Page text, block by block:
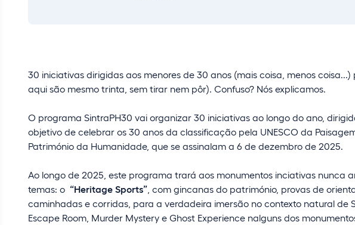
30 iniciativas dirigidas aos menores de 30 anos (mais coisa, menos
aqui são mesmo trinta, sem tirar nem pôr). Confuso? Nós explicamos.
O programa SintraPH30 vai organizar 30 iniciativas ao longo do ano,
objetivo de celebrar os 30 anos da classificação pela UNESCO da
Património da Humanidade, que se assinalam a 6 de dezembro de 2025.
Ao longo de 2025, este programa trará aos monumentos inciativas nunca
temas: o “Heritage Sports” , com gincanas do património, provas de
caminhadas e corridas, para a verdadeira imersão no contexto natural de
Escape Room, Murder Mystery e Ghost Experience nalguns dos